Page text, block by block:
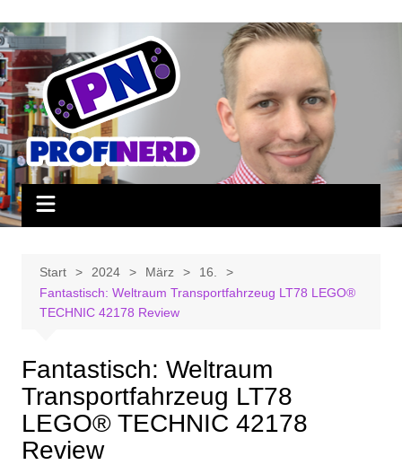
Inhalt
springen
Start 2024 März
16.
Fantastisch: Weltraum Transportfahrzeug LT78 LEGO®
TECHNIC 42178 Review
Fantastisch: Weltraum
Transportfahrzeug LT78
LEGO® TECHNIC 42178
Review